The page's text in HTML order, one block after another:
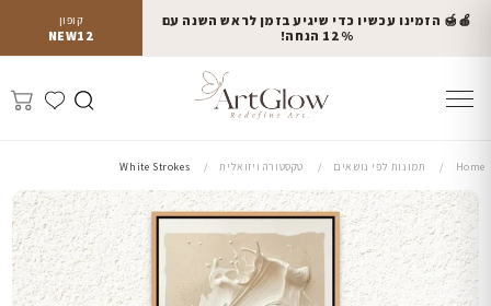
קופון
NEW12
🍎🍯 הזמינו עכשיו כדי שיגיע בזמן לראש השנה עם
12% הנחה!
Home תמונות לפי נושאים טקסטורה ויזואלית White Strokes